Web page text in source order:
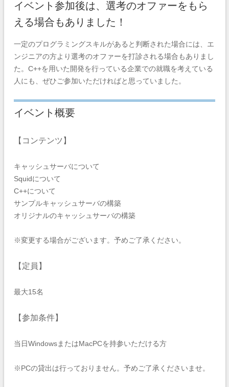
イベント参加後は、選考のオファーをもら
える場合もありました！
一定のプログラミングスキルがあると判断された場合には、エ
ンジニアの方より選考のオファーを打診される場合もありまし
た。C++を用いた開発を行っている企業での就職を考えている
人にも、ぜひご参加いただければと思っていました。
イベント概要
【コンテンツ】
キャッシュサーバについて
Squidについて
C++について
サンプルキャッシュサーバの構築
オリジナルのキャッシュサーバの構築
※変更する場合がございます。予めご了承ください。
【定員】
最大15名
【参加条件】
当日WindowsまたはMacPCを持参いただける方
※PCの貸出は行っておりません。予めご了承くださいませ。